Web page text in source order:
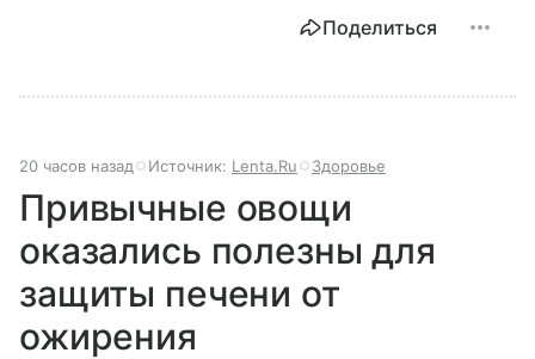
Поделиться
20 часов назад Источник: Lenta.Ru Здоровье
Привычные овощи
оказались полезны для
защиты печени от
ожирения